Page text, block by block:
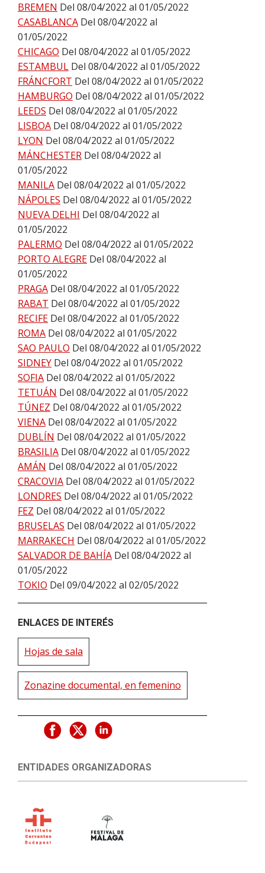
BREMEN Del 08/04/2022 al 01/05/2022
CASABLANCA Del 08/04/2022 al
01/05/2022
CHICAGO Del 08/04/2022 al 01/05/2022
ESTAMBUL Del 08/04/2022 al 01/05/2022
FRÁNCFORT Del 08/04/2022 al 01/05/2022
HAMBURGO Del 08/04/2022 al 01/05/2022
LEEDS Del 08/04/2022 al 01/05/2022
LISBOA Del 08/04/2022 al 01/05/2022
LYON Del 08/04/2022 al 01/05/2022
MÁNCHESTER Del 08/04/2022 al
01/05/2022
MANILA Del 08/04/2022 al 01/05/2022
NÁPOLES Del 08/04/2022 al 01/05/2022
NUEVA DELHI Del 08/04/2022 al
01/05/2022
PALERMO Del 08/04/2022 al 01/05/2022
PORTO ALEGRE Del 08/04/2022 al
01/05/2022
PRAGA Del 08/04/2022 al 01/05/2022
RABAT Del 08/04/2022 al 01/05/2022
RECIFE Del 08/04/2022 al 01/05/2022
ROMA Del 08/04/2022 al 01/05/2022
SAO PAULO Del 08/04/2022 al 01/05/2022
SIDNEY Del 08/04/2022 al 01/05/2022
SOFIA Del 08/04/2022 al 01/05/2022
TETUÁN Del 08/04/2022 al 01/05/2022
TÚNEZ Del 08/04/2022 al 01/05/2022
VIENA Del 08/04/2022 al 01/05/2022
DUBLÍN Del 08/04/2022 al 01/05/2022
BRASILIA Del 08/04/2022 al 01/05/2022
AMÁN Del 08/04/2022 al 01/05/2022
CRACOVIA Del 08/04/2022 al 01/05/2022
LONDRES Del 08/04/2022 al 01/05/2022
FEZ Del 08/04/2022 al 01/05/2022
BRUSELAS Del 08/04/2022 al 01/05/2022
MARRAKECH Del 08/04/2022 al 01/05/2022
SALVADOR DE BAHÍA Del 08/04/2022 al
01/05/2022
TOKIO Del 09/04/2022 al 02/05/2022
ENLACES DE INTERÉS
Hojas de sala
Zonazine documental, en femenino
ENTIDADES ORGANIZADORAS